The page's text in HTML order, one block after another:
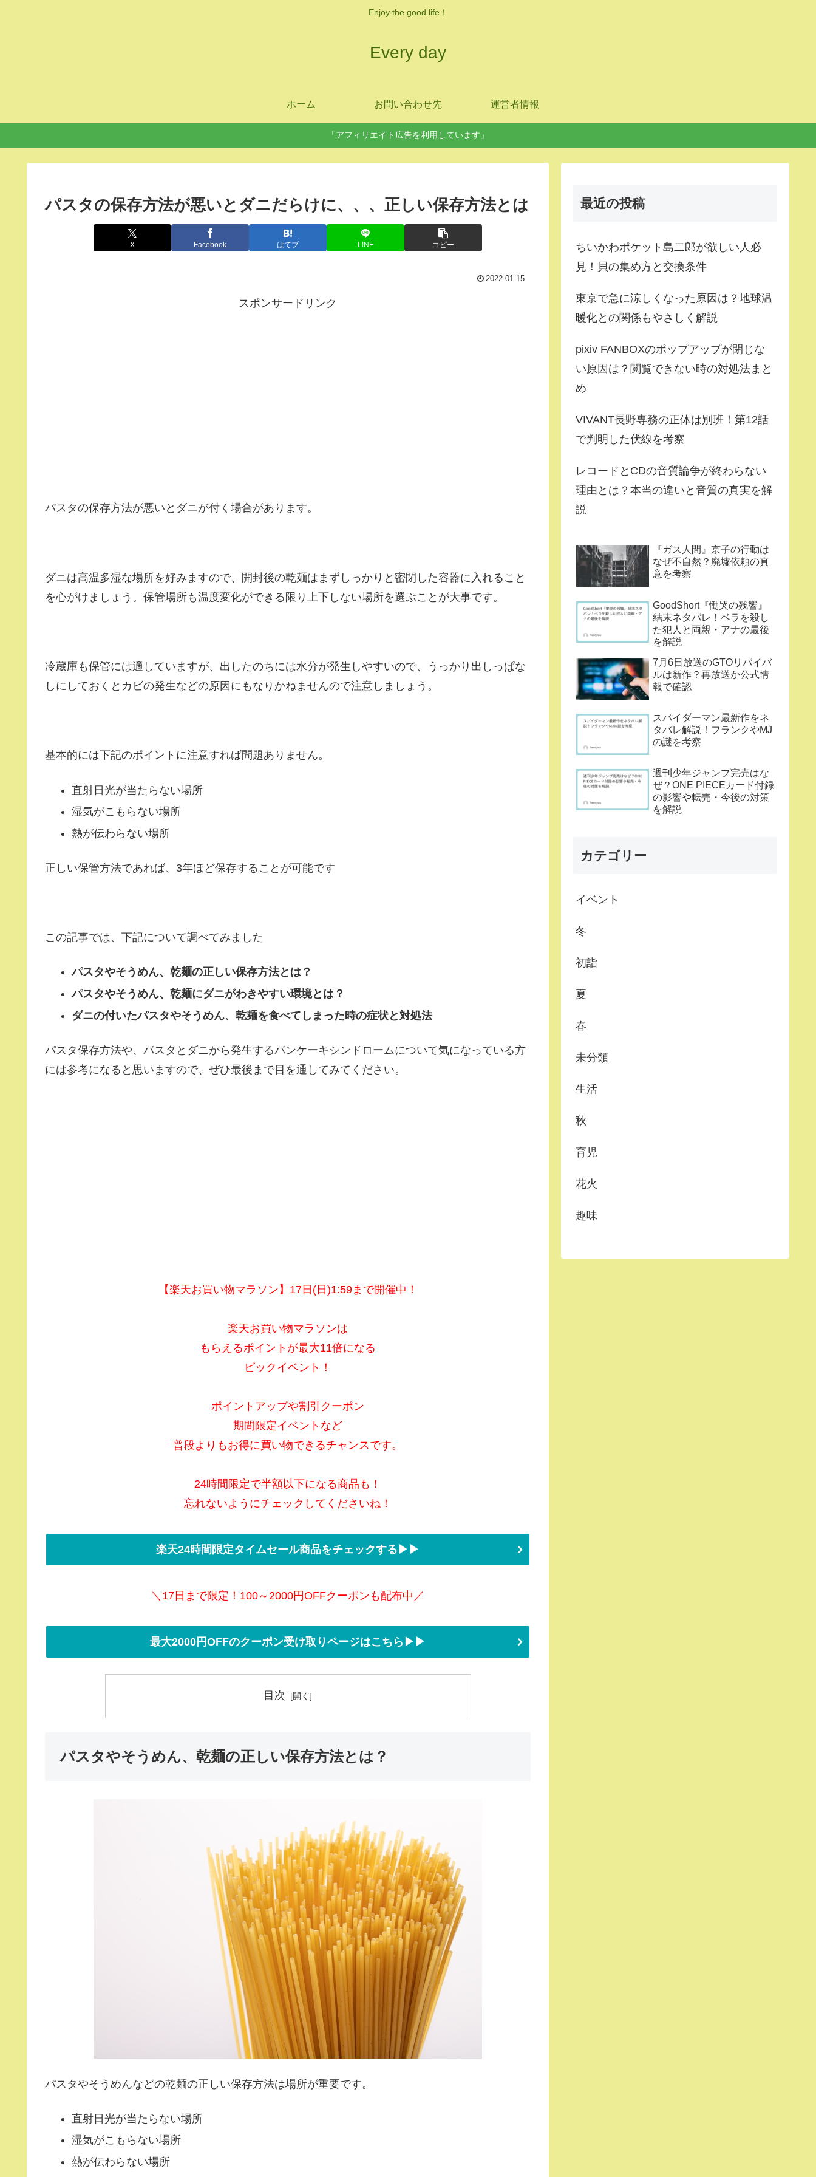
Enjoy the good life！
Every day
ホーム お問い合わせ先 運営者情報
「アフィリエイト広告を利用しています」
パスタの保存方法が悪いとダニだらけに、、、正しい保存方法とは
X Facebook はてブ LINE コピー
2022.01.15
スポンサードリンク
パスタの保存方法が悪いとダニが付く場合があります。
ダニは高温多湿な場所を好みますので、開封後の乾麺はまずしっかりと密閉した容器に入れること
を心がけましょう。保管場所も温度変化ができる限り上下しない場所を選ぶことが大事です。
冷蔵庫も保管には適していますが、出したのちには水分が発生しやすいので、うっかり出しっぱな
しにしておくとカビの発生などの原因にもなりかねませんので注意しましょう。
基本的には下記のポイントに注意すれば問題ありません。
直射日光が当たらない場所
湿気がこもらない場所
熱が伝わらない場所
正しい保管方法であれば、3年ほど保存することが可能です
この記事では、下記について調べてみました
パスタやそうめん、乾麺の正しい保存方法とは？
パスタやそうめん、乾麺にダニがわきやすい環境とは？
ダニの付いたパスタやそうめん、乾麺を食べてしまった時の症状と対処法
パスタ保存方法や、パスタとダニから発生するパンケーキシンドロームについて気になっている方
には参考になると思いますので、ぜひ最後まで目を通してみてください。
【楽天お買い物マラソン】17日(日)1:59まで開催中！
楽天お買い物マラソンは
もらえるポイントが最大11倍になる
ビックイベント！
ポイントアップや割引クーポン
期間限定イベントなど
普段よりもお得に買い物できるチャンスです。
24時間限定で半額以下になる商品も！
忘れないようにチェックしてくださいね！
楽天24時間限定タイムセール商品をチェックする▶▶
＼17日まで限定！100～2000円OFFクーポンも配布中／
最大2000円OFFのクーポン受け取りページはこちら▶▶
目次
パスタやそうめん、乾麺の正しい保存方法とは？
パスタやそうめんなどの乾麺の正しい保存方法は場所が重要です。
直射日光が当たらない場所
湿気がこもらない場所
熱が伝わらない場所
最近の投稿
ちいかわポケット島二郎が欲しい人必
見！貝の集め方と交換条件
東京で急に涼しくなった原因は？地球温
暖化との関係もやさしく解説
pixiv FANBOXのポップアップが閉じな
い原因は？閲覧できない時の対処法まと
め
VIVANT長野専務の正体は別班！第12話
で判明した伏線を考察
レコードとCDの音質論争が終わらない
理由とは？本当の違いと音質の真実を解
説
『ガス人間』京子の行動は
なぜ不自然？廃墟依頼の真
意を考察
GoodShort『慟哭の残響』
結末ネタバレ！ベラを殺し
た犯人と両親・アナの最後
を解説
7月6日放送のGTOリバイバ
ルは新作？再放送か公式情
報で確認
スパイダーマン最新作をネ
タバレ解説！フランクやMJ
の謎を考察
週刊少年ジャンプ完売はな
ぜ？ONE PIECEカード付録
の影響や転売・今後の対策
を解説
カテゴリー
イベント
冬
初詣
夏
春
未分類
生活
秋
育児
花火
趣味